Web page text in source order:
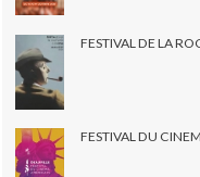
FESTIVAL DE LA
FESTIVAL DU